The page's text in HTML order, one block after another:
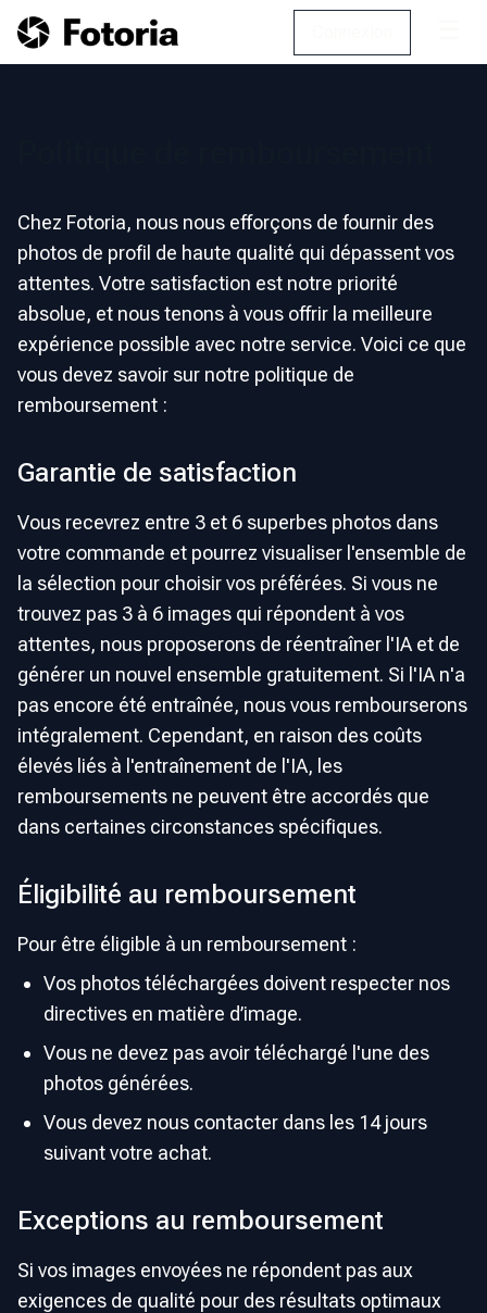
Chez Fotoria, nous nous efforçons de fournir des
photos de profil de haute qualité qui dépassent vos
attentes. Votre satisfaction est notre priorité
absolue, et nous tenons à vous offrir la meilleure
expérience possible avec notre service. Voici ce que
vous devez savoir sur notre politique de
remboursement :
Garantie de satisfaction
Vous recevrez entre 3 et 6 superbes photos dans
votre commande et pourrez visualiser l'ensemble de
la sélection pour choisir vos préférées. Si vous ne
trouvez pas 3 à 6 images qui répondent à vos
attentes, nous proposerons de réentraîner l'IA et de
générer un nouvel ensemble gratuitement. Si l'IA n'a
pas encore été entraînée, nous vous rembourserons
intégralement. Cependant, en raison des coûts
élevés liés à l'entraînement de l'IA, les
remboursements ne peuvent être accordés que
dans certaines circonstances spécifiques.
Éligibilité au remboursement
Pour être éligible à un remboursement :
Vos photos téléchargées doivent respecter nos
directives en matière d’image.
Vous ne devez pas avoir téléchargé l'une des
photos générées.
Vous devez nous contacter dans les 14 jours
suivant votre achat.
Exceptions au remboursement
Si vos images envoyées ne répondent pas aux
exigences de qualité pour des résultats optimaux